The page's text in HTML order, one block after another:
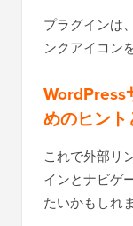
プラグインは
ンクアイコン
WordPress
めのヒン
これで外部リ
インとナビゲ
たいかもしれ